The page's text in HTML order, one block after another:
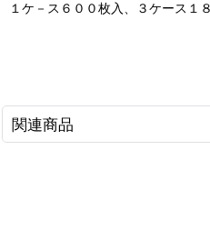
１ケ－ス６００枚入、３ケース１
関連商品